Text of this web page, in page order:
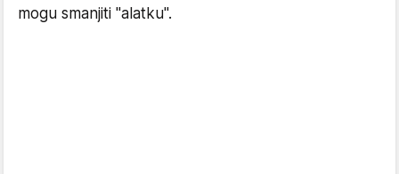
mogu smanjiti "alatku".